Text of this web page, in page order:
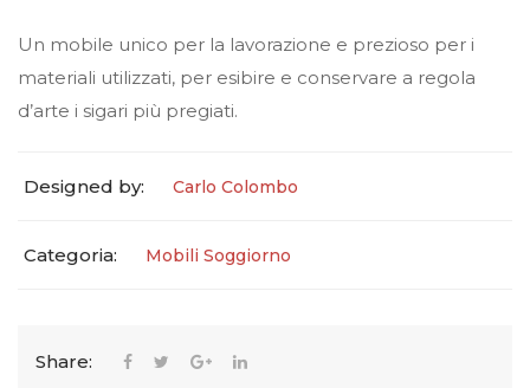
Un mobile unico per la lavorazione e prezioso per i
materiali utilizzati, per esibire e conservare a regola
d’arte i sigari più pregiati.
Designed by: Carlo Colombo
Categoria: Mobili Soggiorno
Share: